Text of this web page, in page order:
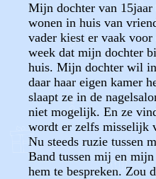
Mijn dochter van 15jaar
wonen in huis van
vader kiest er vaak
week dat mijn dochter
huis. Mijn dochter wil
daar haar eigen kamer
slaapt ze in de
niet mogelijk. En ze
wordt er zelfs misselijk
Nu steeds ruzie tussen
Band tussen mij en
hem te bespreken. Zou